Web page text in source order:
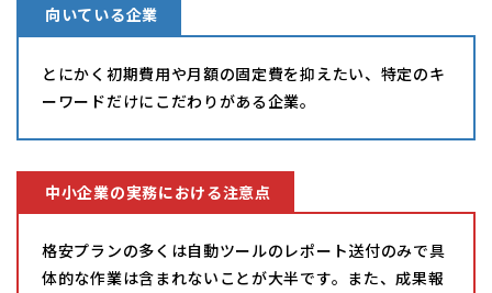
向いている企業
とにかく初期費用や月額の固定費を抑えたい、特定のキ
ーワードだけにこだわりがある企業。
中小企業の実務における注意点
格安プランの多くは自動ツールのレポート送付のみで具
体的な作業は含まれないことが大半です。また、成果報